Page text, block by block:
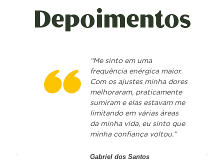
Depoimentos
“Me sinto em uma
frequência enérgica maior.
Com os ajustes minha dores
melhoraram, praticamente
sumiram e elas estavam me
limitando em várias áreas
da minha vida, eu sinto que
minha confiança voltou.”
Gabriel dos Santos